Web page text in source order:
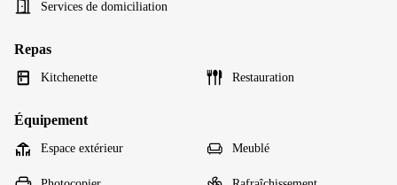
Services de domiciliation
Repas
Kitchenette Restauration
Équipement
Espace extérieur Meublé